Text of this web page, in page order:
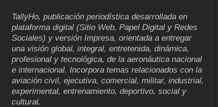
TallyHo, publicación periodística desarrollada en
plataforma digital (Sitio Web, Papel Digital y Redes
Sociales) y versión Impresa, orientada a entregar
una visión global, integral, entretenida, dinámica,
profesional y tecnológica, de la aeronáutica nacional
e internacional. Incorpora temas relacionados con la
aviación civil, ejecutiva, comercial, militar, industrial,
experimental, entrenamiento, deportivo, social y
cultural.